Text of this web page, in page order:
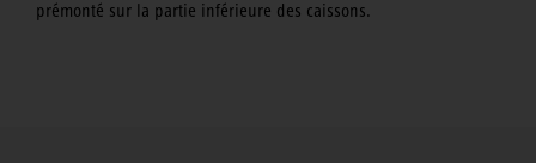
prémonté sur la partie inférieure des caissons.